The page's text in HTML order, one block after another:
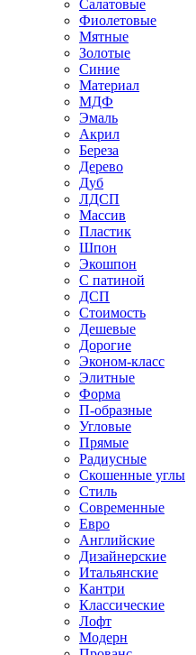
Салатовые
Фиолетовые
Мятные
Золотые
Синие
Материал
МДФ
Эмаль
Акрил
Береза
Дерево
Дуб
ЛДСП
Массив
Пластик
Шпон
Экошпон
С патиной
ДСП
Стоимость
Дешевые
Дорогие
Эконом-класс
Элитные
Форма
П-образные
Угловые
Прямые
Радиусные
Скошенные углы
Стиль
Современные
Евро
Английские
Дизайнерские
Итальянские
Кантри
Классические
Лофт
Модерн